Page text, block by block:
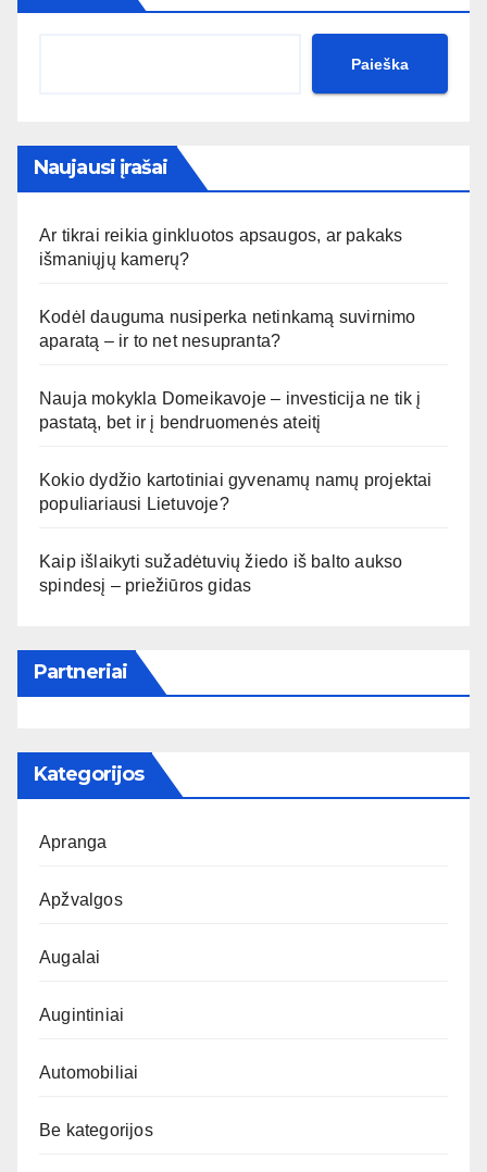
Paieška
Naujausi įrašai
Ar tikrai reikia ginkluotos apsaugos, ar pakaks
išmaniųjų kamerų?
Kodėl dauguma nusiperka netinkamą suvirnimo
aparatą – ir to net nesupranta?
Nauja mokykla Domeikavoje – investicija ne tik į
pastatą, bet ir į bendruomenės ateitį
Kokio dydžio kartotiniai gyvenamų namų projektai
populiariausi Lietuvoje?
Kaip išlaikyti sužadėtuvių žiedo iš balto aukso
spindesį – priežiūros gidas
Partneriai
Kategorijos
Apranga
Apžvalgos
Augalai
Augintiniai
Automobiliai
Be kategorijos